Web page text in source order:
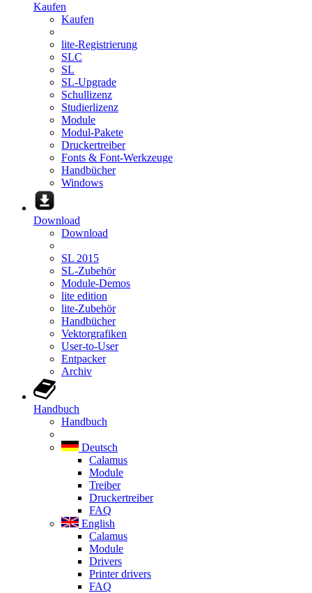
Kaufen
Kaufen
lite-Registrierung
SLC
SL
SL-Upgrade
Schullizenz
Studierlizenz
Module
Modul-Pakete
Druckertreiber
Fonts & Font-Werkzeuge
Handbücher
Windows
Download
Download
SL 2015
SL-Zubehör
Module-Demos
lite edition
lite-Zubehör
Handbücher
Vektorgrafiken
User-to-User
Entpacker
Archiv
Handbuch
Handbuch
Deutsch
Calamus
Module
Treiber
Druckertreiber
FAQ
English
Calamus
Module
Drivers
Printer drivers
FAQ